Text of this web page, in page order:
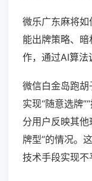
微乐广东麻将
能出牌策略、
作，通过AI算法
微信白金岛跑
实现“随意选牌
分用户反映其他
牌型”的情况。
技术手段实现不